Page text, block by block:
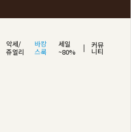
악세/
쥬얼리
바캉
스룩
세일
~80%
커뮤
니티